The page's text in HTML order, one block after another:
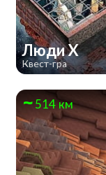
Люди Х
Квест-гра
514 км